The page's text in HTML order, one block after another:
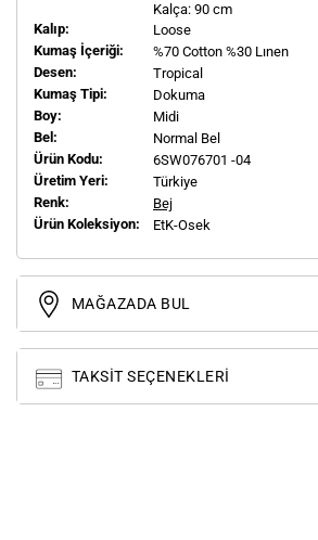
Kalça: 90 cm
Kalıp:
Loose
Kumaş İçeriği:
%70 Cotton %30 Lınen
Desen:
Tropical
Kumaş Tipi:
Dokuma
Boy:
Midi
Bel:
Normal Bel
Ürün Kodu:
6SW076701 -04
Üretim Yeri:
Türkiye
Renk:
Bej
Ürün Koleksiyon:
EtK-Osek
MAĞAZADA BUL
TAKSIT SEÇENEKLERI